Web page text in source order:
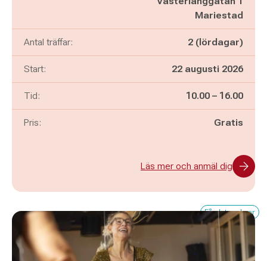
Mariestad
Antal träffar: 2 (lördagar)
Start: 22 augusti 2026
Tid: Pågår mellan
10.00 – och
16.00
Pris: Gratis
Läs mer och anmäl dig
Få platser kvar